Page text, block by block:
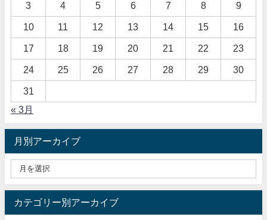
3 4 5 6 7 8 9
10 11 12 13 14 15 16
17 18 19 20 21 22 23
24 25 26 27 28 29 30
31
« 3月
月別アーカイブ
カテゴリー別アーカイブ